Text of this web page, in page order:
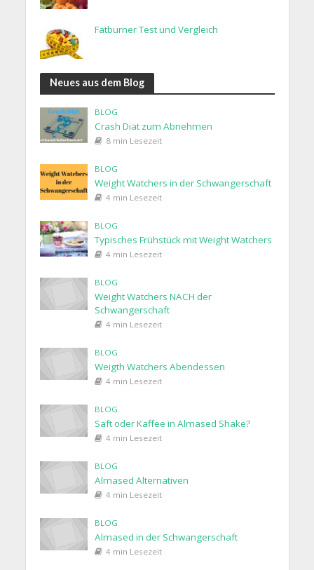
Fatburner Test und Vergleich
Neues aus dem Blog
BLOG
Crash Diät zum Abnehmen
8 min Lesezeit
BLOG
Weight Watchers in der Schwangerschaft
4 min Lesezeit
BLOG
Typisches Frühstück mit Weight Watchers
4 min Lesezeit
BLOG
Weight Watchers NACH der
Schwangerschaft
4 min Lesezeit
BLOG
Weigth Watchers Abendessen
4 min Lesezeit
BLOG
Saft oder Kaffee in Almased Shake?
4 min Lesezeit
BLOG
Almased Alternativen
4 min Lesezeit
BLOG
Almased in der Schwangerschaft
4 min Lesezeit